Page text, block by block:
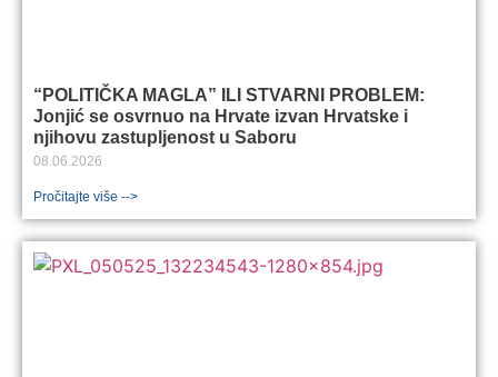
“POLITIČKA MAGLA” ILI STVARNI PROBLEM:
Jonjić se osvrnuo na Hrvate izvan Hrvatske i
njihovu zastupljenost u Saboru
08.06.2026
Pročitajte više -->